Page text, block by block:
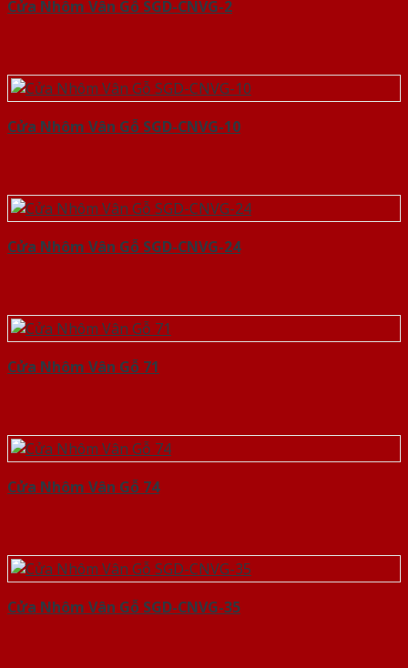
Cửa Nhôm Vân Gỗ SGD-CNVG-2
Cửa Nhôm Vân Gỗ SGD-CNVG-10
Cửa Nhôm Vân Gỗ SGD-CNVG-24
Cửa Nhôm Vân Gỗ 71
Cửa Nhôm Vân Gỗ 74
Cửa Nhôm Vân Gỗ SGD-CNVG-35